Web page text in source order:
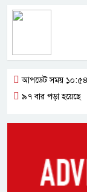
আপডেট সময়
৯৭ বার পড়া হয়েছে